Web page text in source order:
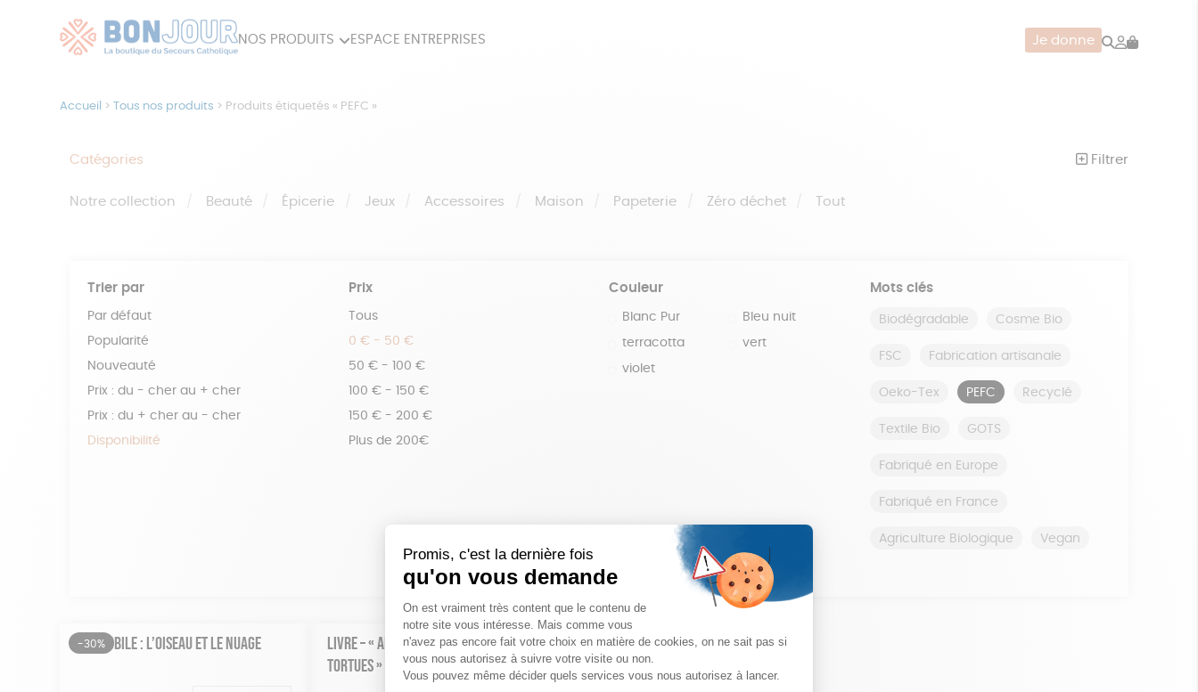
NOS PRODUITS ESPACE ENTREPRISES Je donne Rechercher
Mon
Accueil >Tous nos produits > Produits étiquetés « PEFC »
Catégories Filtrer
Notre collection Beauté Épicerie Jeux Accessoires Maison Papeterie Zéro déchet Tout
Trier par
Par défaut
Popularité
Nouveauté
Prix : du - cher au + cher
Prix : du + cher au - cher
Disponibilité
Prix
Tous
0 € - 50 €
50 € - 100 €
100 € - 150 €
150 € - 200 €
Plus de 200€
Couleur
Blanc Pur Bleu nuit
terracotta vert
violet
Mots clés
Biodégradable Cosme Bio
FSC Fabrication artisanale
Oeko-Tex PEFC Recyclé
Textile Bio GOTS
Fabriqué en Europe
Fabriqué en France
Agriculture Biologique Vegan
réinitialiser les filtres
-30%
KIT MOBILE : L’OISEAU ET LE NUAGE
LIVRE – « ALERTE SUR L’ÎLE DES
TORTUES »